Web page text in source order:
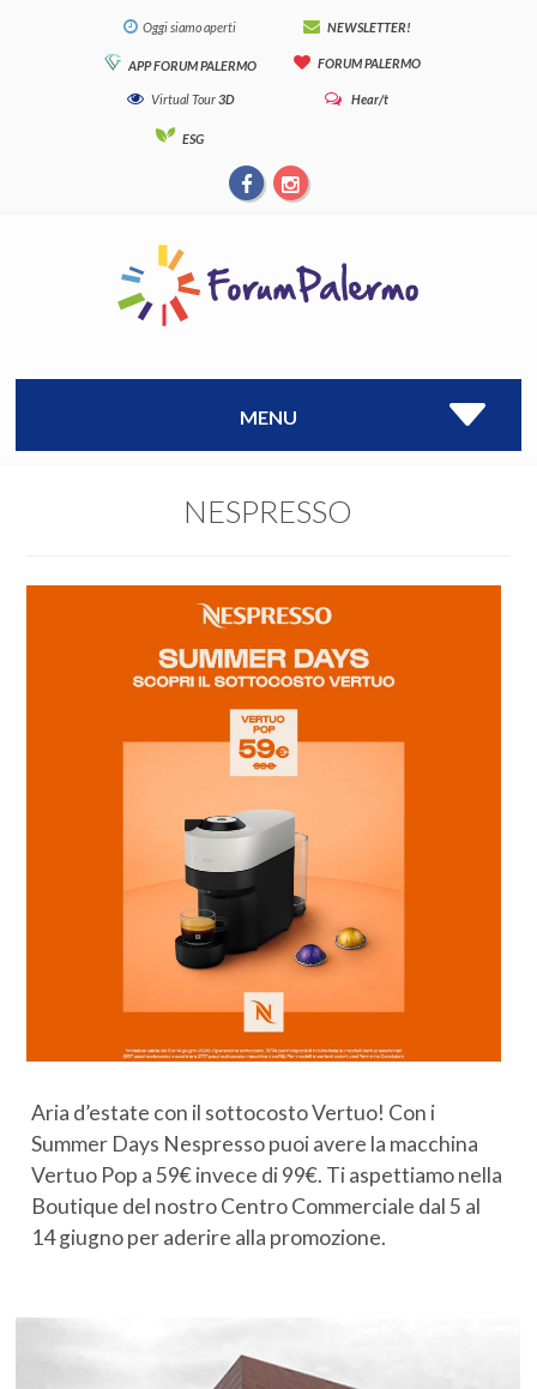
Oggi siamo aperti NEWSLETTER!
APP FORUM PALERMO FORUM PALERMO
Virtual Tour3D Hear/t
ESG
MENU
NESPRESSO
Aria d’estate con il sottocosto Vertuo! Con i
Summer Days Nespresso puoi avere la macchina
Vertuo Pop a 59€ invece di 99€. Ti aspettiamo nella
Boutique del nostro Centro Commerciale dal 5 al
14 giugno per aderire alla promozione.